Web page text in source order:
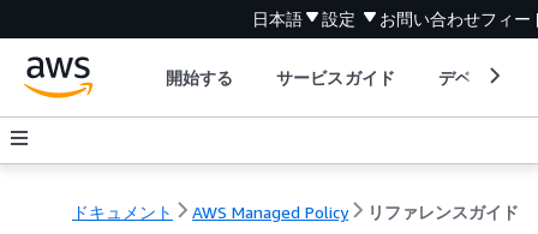
日本語 設定 お問い合わせフィー
開始する サービスガイド デベロッパ
ドキュメント AWS Managed Policy リファレンスガイド